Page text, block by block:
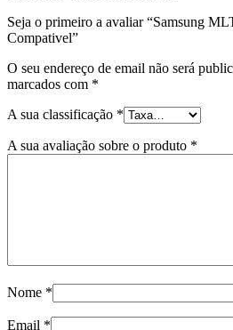
Seja o primeiro a avaliar “Samsung
Compativel”
O seu endereço de email não será
marcados com *
A sua classificação *
A sua avaliação sobre o produto *
Nome *
Email *